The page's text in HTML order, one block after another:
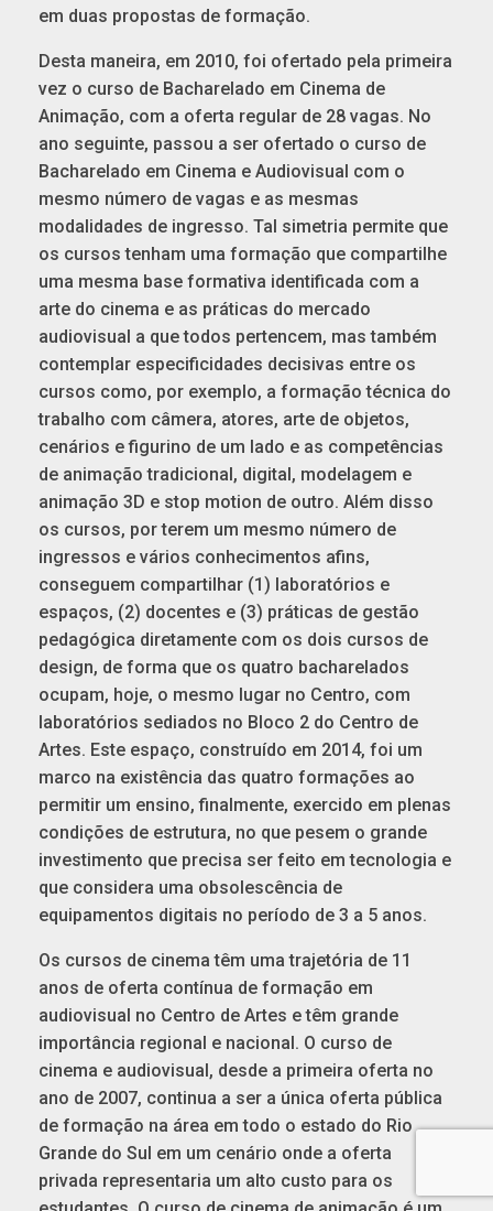
em duas propostas de formação.
Desta maneira, em 2010, foi ofertado pela primeira
vez o curso de Bacharelado em Cinema de
Animação, com a oferta regular de 28 vagas. No
ano seguinte, passou a ser ofertado o curso de
Bacharelado em Cinema e Audiovisual com o
mesmo número de vagas e as mesmas
modalidades de ingresso. Tal simetria permite que
os cursos tenham uma formação que compartilhe
uma mesma base formativa identificada com a
arte do cinema e as práticas do mercado
audiovisual a que todos pertencem, mas também
contemplar especificidades decisivas entre os
cursos como, por exemplo, a formação técnica do
trabalho com câmera, atores, arte de objetos,
cenários e figurino de um lado e as competências
de animação tradicional, digital, modelagem e
animação 3D e stop motion de outro. Além disso
os cursos, por terem um mesmo número de
ingressos e vários conhecimentos afins,
conseguem compartilhar (1) laboratórios e
espaços, (2) docentes e (3) práticas de gestão
pedagógica diretamente com os dois cursos de
design, de forma que os quatro bacharelados
ocupam, hoje, o mesmo lugar no Centro, com
laboratórios sediados no Bloco 2 do Centro de
Artes. Este espaço, construído em 2014, foi um
marco na existência das quatro formações ao
permitir um ensino, finalmente, exercido em plenas
condições de estrutura, no que pesem o grande
investimento que precisa ser feito em tecnologia e
que considera uma obsolescência de
equipamentos digitais no período de 3 a 5 anos.
Os cursos de cinema têm uma trajetória de 11
anos de oferta contínua de formação em
audiovisual no Centro de Artes e têm grande
importância regional e nacional. O curso de
cinema e audiovisual, desde a primeira oferta no
ano de 2007, continua a ser a única oferta pública
de formação na área em todo o estado do Rio
Grande do Sul em um cenário onde a oferta
privada representaria um alto custo para os